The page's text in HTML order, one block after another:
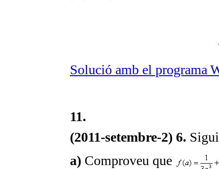
Solució amb el programa
11.
(2011-setembre-2) 6.
a) Comproveu que